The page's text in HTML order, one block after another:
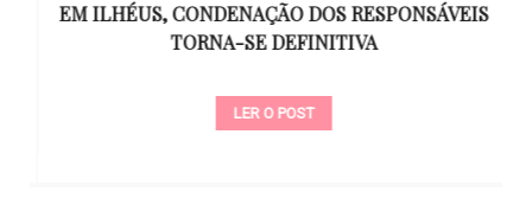
EM ILHÉUS, CONDENAÇÃO DOS RESPONSÁVEIS
TORNA-SE DEFINITIVA
LER O POST